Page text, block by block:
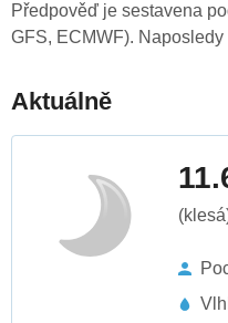
Předpověď je sestavena
GFS, ECMWF).
Aktuálně